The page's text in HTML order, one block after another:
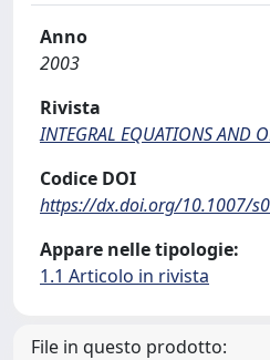
Anno
2003
Rivista
INTEGRAL EQUATIONS AND
Codice DOI
https://dx.doi.org/10.1007/
Appare nelle tipologie:
1.1 Articolo in rivista
File in questo prodotto: